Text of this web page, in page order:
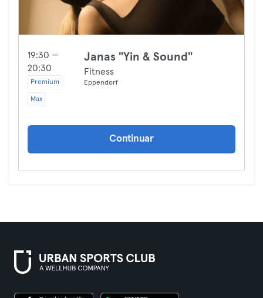
19:30 —
20:30
Premium
Max
Janas "Yin & Sound"
Fitness
Eppendorf
Continuar